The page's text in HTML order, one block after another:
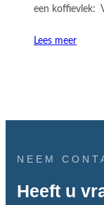
een koffievlek:
Lees meer
NEEM
Heeft u